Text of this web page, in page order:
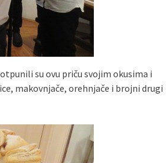
su ovu priču svojim okusima i
makovnjače, orehnjače i brojni drugi